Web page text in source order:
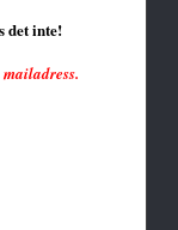
det inte!